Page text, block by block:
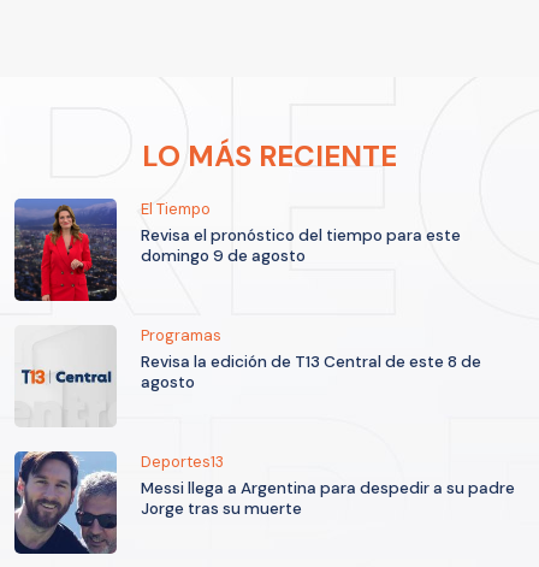
LO MÁS RECIENTE
El Tiempo
Revisa el pronóstico del tiempo para este
domingo 9 de agosto
Programas
Revisa la edición de T13 Central de este 8 de
agosto
Deportes13
Messi llega a Argentina para despedir a su padre
Jorge tras su muerte